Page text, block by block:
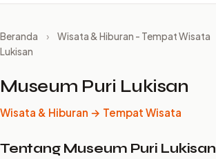
Beranda › Wisata & Hiburan - Tempat Wisata
Lukisan
Museum Puri Lukisan
Wisata & Hiburan → Tempat Wisata
Tentang Museum Puri Lukisan